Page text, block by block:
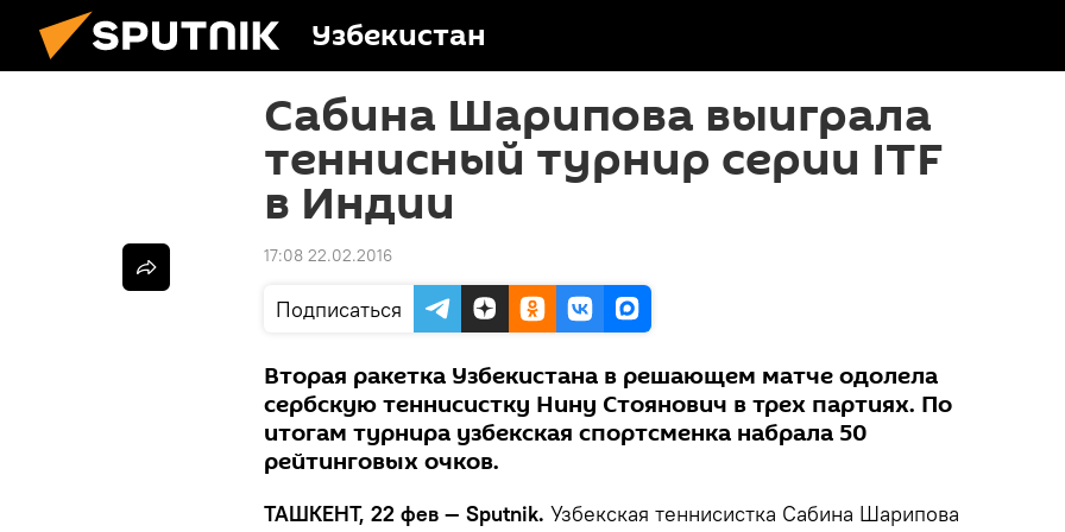
Узбекистан
Сабина Шарипова выиграла
теннисный турнир серии ITF
в Индии
17:08 22.02.2016
Подписаться
Вторая ракетка Узбекистана в решающем матче одолела
сербскую теннисистку Нину Стоянович в трех партиях. По
итогам турнира узбекская спортсменка набрала 50
рейтинговых очков.
ТАШКЕНТ, 22 фев — Sputnik. Узбекская теннисистка Сабина Шарипова